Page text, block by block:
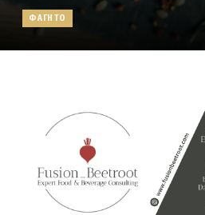
ΦΑΓΗΤΟ